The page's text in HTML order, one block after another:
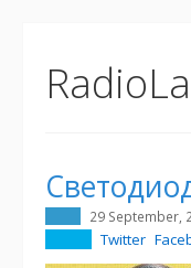
29 September,
Twitter